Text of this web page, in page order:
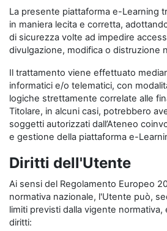
La presente piattaforma e-Learning
in maniera lecita e corretta,
di sicurezza volte ad impedire
divulgazione, modifica o distruzione
Il trattamento viene effettuato
informatici e/o telematici, con
logiche strettamente correlate alle
Titolare, in alcuni casi, potrebbero
soggetti autorizzati dall’Ateneo
e gestione della piattaforma e-
Diritti dell'Utente
Ai sensi del Regolamento Europeo
normativa nazionale, l'Utente può,
limiti previsti dalla vigente
diritti: